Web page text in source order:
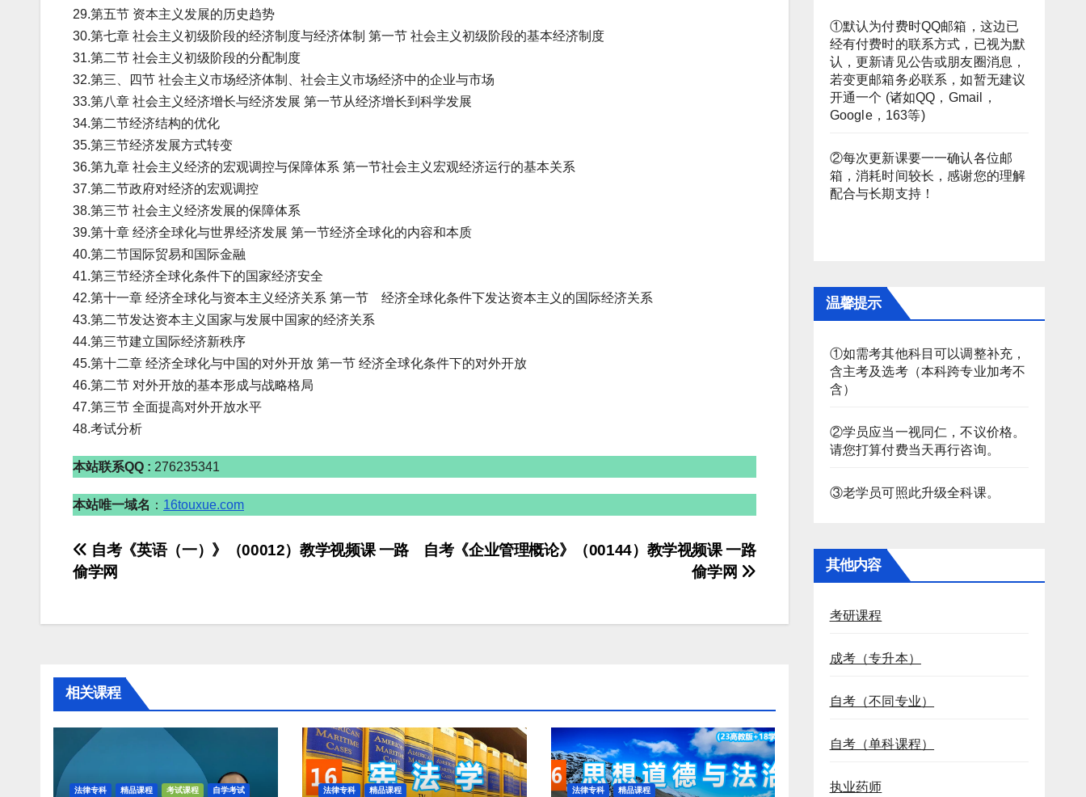
29.第五节 资本主义发展的历史趋势
30.第七章 社会主义初级阶段的经济制度与经济体制 第一节 社会主义初级阶段的基本经济制度
31.第二节 社会主义初级阶段的分配制度
32.第三、四节 社会主义市场经济体制、社会主义市场经济中的企业与市场
33.第八章 社会主义经济增长与经济发展 第一节从经济增长到科学发展
34.第二节经济结构的优化
35.第三节经济发展方式转变
36.第九章 社会主义经济的宏观调控与保障体系 第一节社会主义宏观经济运行的基本关系
37.第二节政府对经济的宏观调控
38.第三节 社会主义经济发展的保障体系
39.第十章 经济全球化与世界经济发展 第一节经济全球化的内容和本质
40.第二节国际贸易和国际金融
41.第三节经济全球化条件下的国家经济安全
42.第十一章 经济全球化与资本主义经济关系 第一节 经济全球化条件下发达资本主义的国际经济关系
43.第二节发达资本主义国家与发展中国家的经济关系
44.第三节建立国际经济新秩序
45.第十二章 经济全球化与中国的对外开放 第一节 经济全球化条件下的对外开放
46.第二节 对外开放的基本形成与战略格局
47.第三节 全面提高对外开放水平
48.考试分析
本站联系QQ : 276235341
本站唯一域名 ： 16touxue.com
文
章
导
自考《企业管理概论》（00144）教学视频课 一路
偷学网
自考《英语（一）》（00012）教学视频课 一路
偷学网
相关课程
法律专科 精品课程 考试课程 自学考试 法律专科 精品课程 法律专科 精品课程
①默认为付费时QQ邮箱，这边已
经有付费时的联系方式，已视为默
认，更新请见公告或朋友圈消息，
若变更邮箱务必联系，如暂无建议
开通一个 (诸如QQ，Gmail，
Google，163等)
②每次更新课要一一确认各位邮
箱，消耗时间较长，感谢您的理解
配合与长期支持！
温馨提示
①如需考其他科目可以调整补充，
含主考及选考（本科跨专业加考不
含）
②学员应当一视同仁，不议价格。
请您打算付费当天再行咨询。
③老学员可照此升级全科课。
其他内容
考研课程
成考（专升本）
自考（不同专业）
自考（单科课程）
执业药师